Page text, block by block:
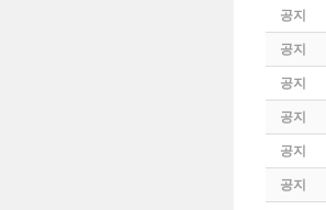
공지
공지
공지
공지
공지
공지